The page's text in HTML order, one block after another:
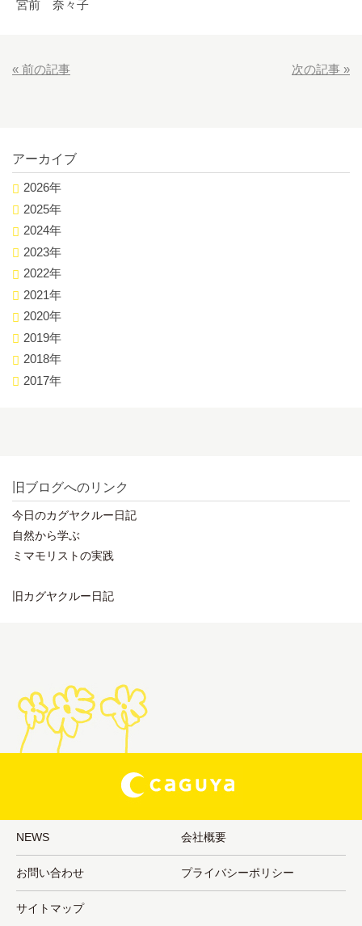
宮前 奈々子
« 前の記事 次の記事 »
アーカイブ
2026年
2025年
2024年
2023年
2022年
2021年
2020年
2019年
2018年
2017年
旧ブログへのリンク
今日のカグヤクルー日記
自然から学ぶ
ミマモリストの実践
旧カグヤクルー日記
NEWS 会社概要
お問い合わせ プライバシーポリシー
サイトマップ